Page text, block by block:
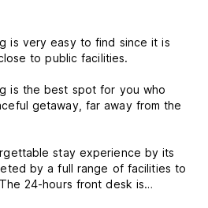
is very easy to find since it is
to public facilities.
is the best spot for you who
getaway, far away from the
stay experience by its
by a full range of facilities to
24-hours front desk is